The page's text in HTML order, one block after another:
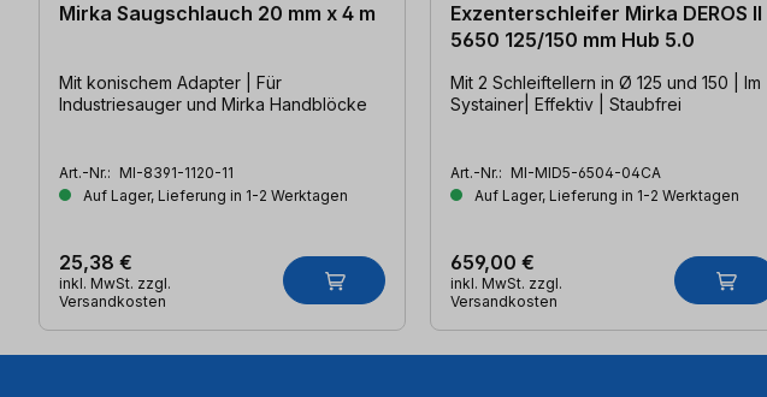
Mirka Saugschlauch 20 mm x 4 m
Mit konischem Adapter | Für
Industriesauger und Mirka Handblöcke
Art.-Nr.: MI-8391-1120-11
Auf Lager, Lieferung in 1-2 Werktagen
25,38 €
inkl. MwSt. zzgl.
Versandkosten
Exzenterschleifer Mirka DEROS II
5650 125/150 mm Hub 5.0
Mit 2 Schleiftellern in Ø 125 und 150 | Im
Systainer| Effektiv | Staubfrei
Art.-Nr.: MI-MID5-6504-04CA
Auf Lager, Lieferung in 1-2 Werktagen
659,00 €
inkl. MwSt. zzgl.
Versandkosten